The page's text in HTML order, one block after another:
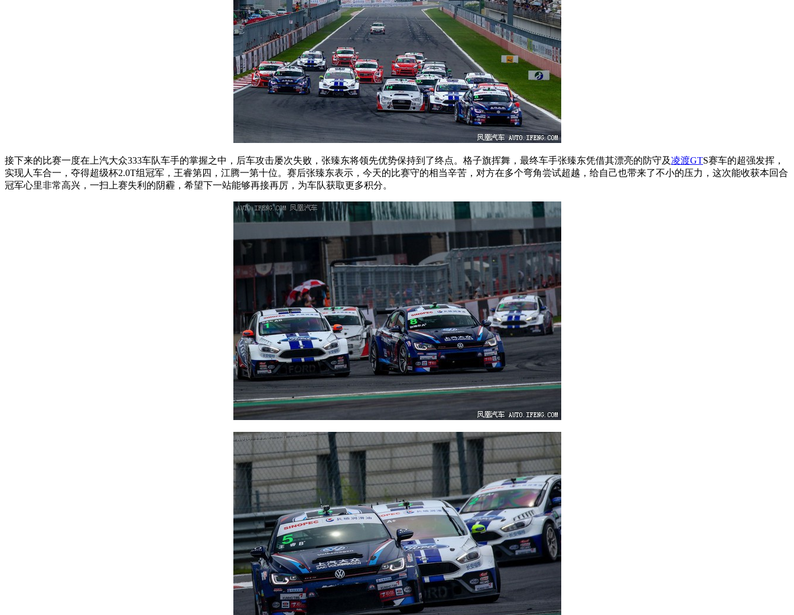
接下来的比赛一度在上汽大众333车队车手的掌握之中，后车攻击屡次失败，张臻东将领先优势保持到了终点。格子旗挥舞，最终车手张臻东凭借其漂亮的防守及凌渡GTS赛车的超强发挥，
实现人车合一，夺得超级杯2.0T组冠军，王睿第四，江腾一第十位。赛后张臻东表示，今天的比赛守的相当辛苦，对方在多个弯角尝试超越，给自己也带来了不小的压力，这次能收获本回合
冠军心里非常高兴，一扫上赛失利的阴霾，希望下一站能够再接再厉，为车队获取更多积分。